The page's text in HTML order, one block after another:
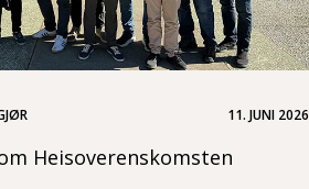
11. JUNI 2026
Heisoverenskomsten